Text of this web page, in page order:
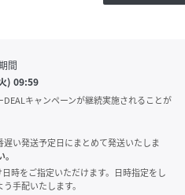
間
) 09:59
キャンペーンが継続実施されることが
い発送予定日にまとめて発送いたしま
時をご指定いただけます。日時指定をし
手配いたします。